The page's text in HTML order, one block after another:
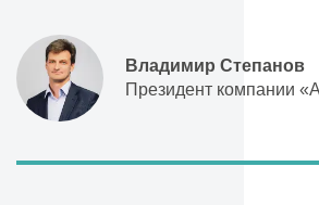
Владимир Степанов
Президент компании